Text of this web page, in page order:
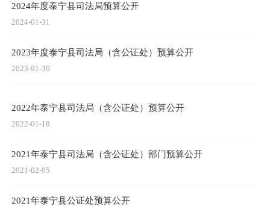
2024年度泰宁县司法局预算公开
2024-01-31
2023年度泰宁县司法局（含公证处）预算公开
2023-01-30
2022年泰宁县司法局（含公证处）预算公开
2022-01-18
2021年泰宁县司法局（含公证处）部门预算公开
2021-02-05
2021年泰宁县公证处预算公开